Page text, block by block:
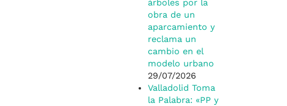
árboles por la
obra de un
aparcamiento y
reclama un
cambio en el
modelo urbano
29/07/2026
Valladolid Toma
la Palabra: «PP y